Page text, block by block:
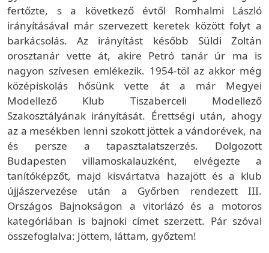
fertőzte, s a következő évtől Romhalmi László
irányításával már szervezett keretek között folyt a
barkácsolás. Az irányítást később Süldi Zoltán
orosztanár vette át, akire Petró tanár úr ma is
nagyon szívesen emlékezik. 1954-töl az akkor még
középiskolás hősünk vette át a már Megyei
Modellező Klub Tiszaberceli Modellező
Szakosztályának irányítását. Érettségi után, ahogy
az a mesékben lenni szokott jöttek a vándorévek, na
és persze a tapasztalatszerzés. Dolgozott
Budapesten villamoskalauzként, elvégezte a
tanítóképzőt, majd kisvártatva hazajött és a klub
újjászervezése után a Győrben rendezett III.
Országos Bajnokságon a vitorlázó és a motoros
kategóriában is bajnoki címet szerzett. Pár szóval
összefoglalva: Jöttem, láttam, győztem!